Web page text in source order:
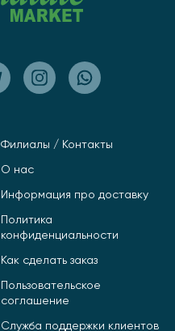
Филиалы / Контакты
О нас
Информация про доставку
Политика
конфиденциальности
Как сделать заказ
Пользовательское
соглашение
Служба поддержки клиентов